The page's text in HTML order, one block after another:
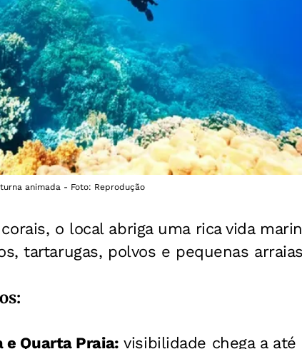
animada - Foto: Reprodução
o local abriga uma rica vida
tartarugas, polvos e pequenas
e Quarta Praia: visibilidade chega a